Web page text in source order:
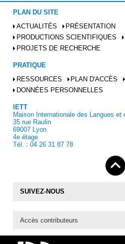
PLAN DU SITE
ACTUALITÉS
PRÉSENTATION
PRODUCTIONS SCIENTIFIQUES
PROJETS DE RECHERCHE
PRATIQUE
RESSOURCES
PLAN D'ACCÈS
DONNÉES PERSONNELLES
IETT
Maison Internationale des Langues et
35 rue Raulin
69007 Lyon
4e étage
Tél. : 04 26 31 87 78
SUIVEZ-NOUS
Accès contributeurs